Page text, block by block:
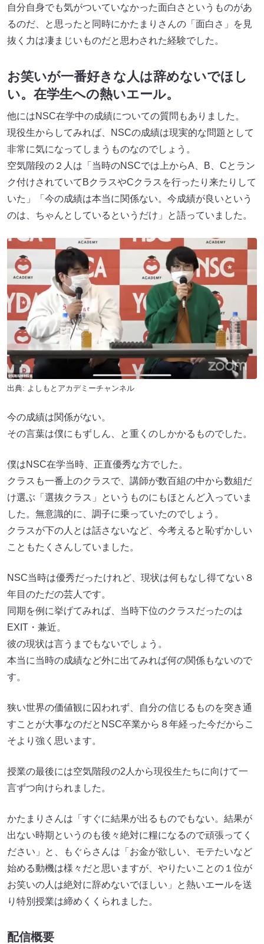
自分自身でも気がついていなかった面白さというものがあ
るのだ、と思ったと同時にかたまりさんの「面白さ」を見
抜く力は凄まじいものだと思わされた経験でした。
お笑いが一番好きな人は辞めないでほし
い。在学生への熱いエール。
他にはNSC在学中の成績についての質問もありました。
現役生からしてみれば、NSCの成績は現実的な問題として
非常に気になってしまうものなのでしょう。
空気階段の２人は「当時のNSCでは上からA、B、Cとラン
ク付けされていてBクラスやCクラスを行ったり来たりして
いた」「今の成績は本当に関係ない。今成績が良いという
のは、ちゃんとしているというだけ」と語っていました。
出典: よしもとアカデミーチャンネル
今の成績は関係がない。
その言葉は僕にもずしん、と重くのしかかるものでした。
僕はNSC在学当時、正直優秀な方でした。
クラスも一番上のクラスで、講師が数百組の中から数組だ
け選ぶ「選抜クラス」というものにもほとんど入っていま
した。無意識的に、調子に乗っていたのでしょう。
クラスが下の人とは話さないなど、今考えると恥ずかしい
こともたくさんしていました。
NSC当時は優秀だったけれど、現状は何もなし得てない８
年目のただの芸人です。
同期を例に挙げてみれば、当時下位のクラスだったのは
EXIT・兼近。
彼の現状は言うまでもないでしょう。
本当に当時の成績など外に出てみれば何の関係もないので
す。
狭い世界の価値観に囚われず、自分の信じるものを突き通
すことが大事なのだとNSC卒業から８年経った今だからこ
そより強く思います。
授業の最後には空気階段の2人から現役生たちに向けて一
言ずつ向けられました。
かたまりさんは「すぐに結果が出るものでもない。結果が
出ない時期というのも後々絶対に糧になるので頑張ってく
ださい」と、もぐらさんは「お金が欲しい、モテたいなど
始める動機は様々だと思いますが、やりたいことの１位が
お笑いの人は絶対に辞めないでほしい」と熱いエールを送
り特別授業は締めくくられました。
配信概要